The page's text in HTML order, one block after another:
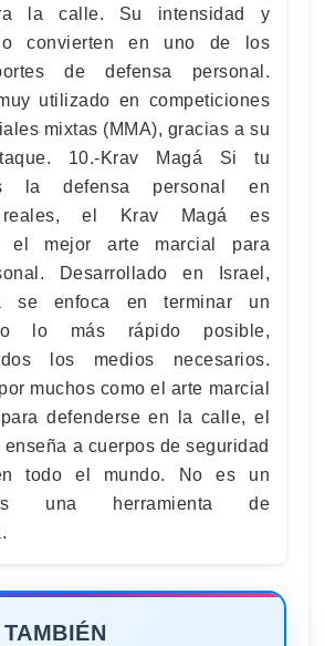
la calle. Su intensidad y
convierten en uno de los
de defensa personal.
utilizado en competiciones
mixtas (MMA), gracias a su
10.-Krav Magá Si tu
la defensa personal en
reales, el Krav Magá es
el mejor arte marcial para
Desarrollado en Israel,
se enfoca en terminar un
lo más rápido posible,
los medios necesarios.
muchos como el arte marcial
defenderse en la calle, el
enseña a cuerpos de seguridad
todo el mundo. No es un
una herramienta de